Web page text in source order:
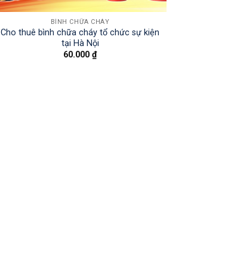
BÌNH CHỮA CHÁY
Cho thuê bình chữa cháy tổ chức sự kiện
tại Hà Nội
60.000₫